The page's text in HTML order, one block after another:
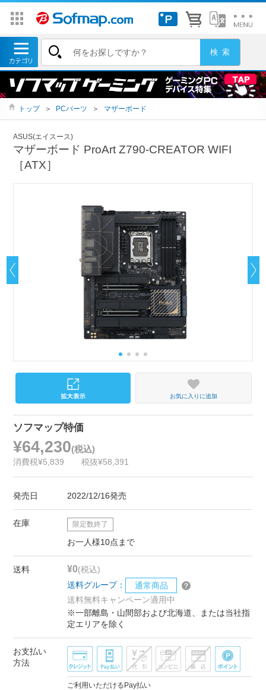
トップ ＞ PCパーツ ＞ マザーボード
ASUS(エイスース)
マザーボード ProArt Z790-CREATOR WIFI
［ATX］
お気に入りに追加
ソフマップ特価
¥64,230(税込)
消費税¥5,839 税抜¥58,391
発売日 2022/12/16発売
在庫 限定数終了
お一人様10点まで
送料 ¥0(税込)
送料グループ：
通常商品
送料無料キャンペーン適用中
※一部離島・山間部および北海道、または当社指
定エリアを除く
お支払い
方法
ご利用いただけるPay払い